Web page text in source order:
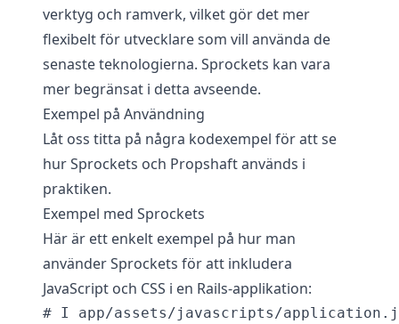
verktyg och ramverk, vilket gör det mer
flexibelt för utvecklare som vill använda de
senaste teknologierna. Sprockets kan vara
mer begränsat i detta avseende.
Exempel på Användning
Låt oss titta på några kodexempel för att se
hur Sprockets och Propshaft används i
praktiken.
Exempel med Sprockets
Här är ett enkelt exempel på hur man
använder Sprockets för att inkludera
JavaScript och CSS i en Rails-applikation:
# I app/assets/javascripts/